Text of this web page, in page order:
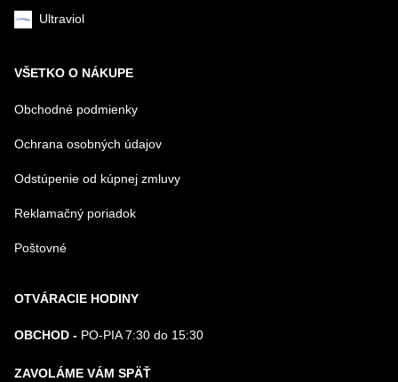
Ultraviol
VŠETKO O NÁKUPE
Obchodné podmienky
Ochrana osobných údajov
Odstúpenie od kúpnej zmluvy
Reklamačný poriadok
Poštovné
OTVÁRACIE HODINY
OBCHOD - PO-PIA 7:30 do 15:30
ZAVOLÁME VÁM SPÄŤ